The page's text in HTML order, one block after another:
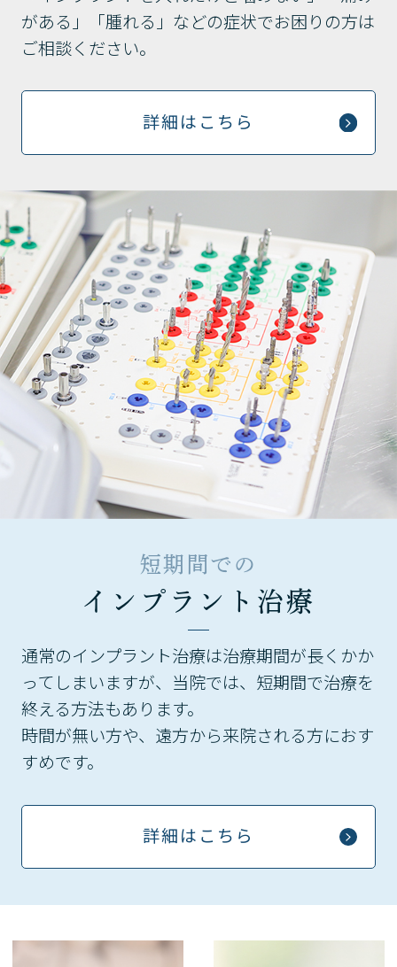
がある」「腫れる」などの症状でお困りの方は
ご相談ください。
詳細はこちら
短期間での
インプラント治療
通常のインプラント治療は治療期間が長くかか
ってしまいますが、当院では、短期間で治療を
終える方法もあります。
時間が無い方や、遠方から来院される方におす
すめです。
詳細はこちら